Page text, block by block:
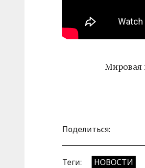
Мировая
Поделиться:
Теги: НОВОСТИ